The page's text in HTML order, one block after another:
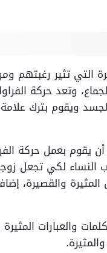
التي تثير رغبتهم
وتعد حركة
ويقوم بترك
أن يقوم بعمل حركة
النساء لكي تجعل
والقصيرة،
والعبارات المثيرة